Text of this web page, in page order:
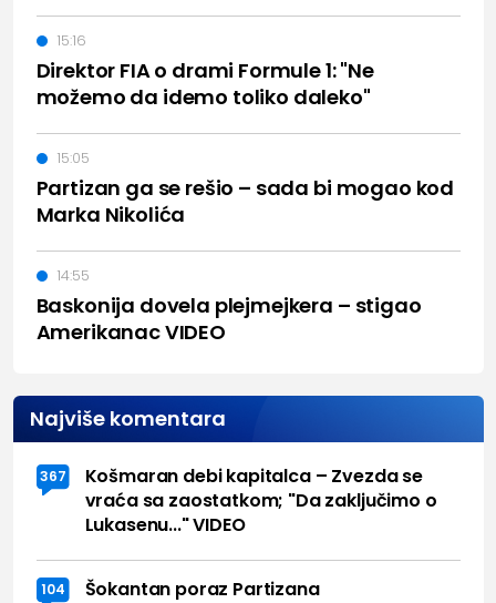
Direktor FIA o drami Formule 1: "Ne
možemo da idemo toliko daleko"
15:16
Partizan ga se rešio – sada bi mogao kod
Marka Nikolića
15:05
Baskonija dovela plejmejkera – stigao
Amerikanac VIDEO
14:55
Najviše komentara
367
Košmaran debi kapitalca – Zvezda se
vraća sa zaostatkom; "Da zaključimo o
Lukasenu..." VIDEO
104 Šokantan poraz Partizana